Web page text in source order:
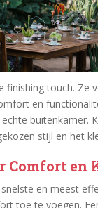
finishing touch. Ze
en
buitenkamer.
stijl en het
Comfort en
en meest
toe te voegen.